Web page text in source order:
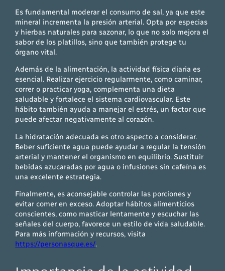
Es fundamental moderar el consumo de sal, ya que este
mineral incrementa la presión arterial. Opta por especias
y hierbas naturales para sazonar, lo que no solo mejora el
sabor de los platillos, sino que también protege tu
órgano vital.
Además de la alimentación, la actividad física diaria es
esencial. Realizar ejercicio regularmente, como caminar,
correr o practicar yoga, complementa una dieta
saludable y fortalece el sistema cardiovascular. Este
hábito también ayuda a manejar el estrés, un factor que
puede afectar negativamente al corazón.
La hidratación adecuada es otro aspecto a considerar.
Beber suficiente agua puede ayudar a regular la tensión
arterial y mantener el organismo en equilibrio. Sustituir
bebidas azucaradas por agua o infusiones sin cafeína es
una excelente estrategia.
Finalmente, es aconsejable controlar las porciones y
evitar comer en exceso. Adoptar hábitos alimenticios
conscientes, como masticar lentamente y escuchar las
señales del cuerpo, favorece un estilo de vida saludable.
Para más información y recursos, visita
https://personasque.es/.